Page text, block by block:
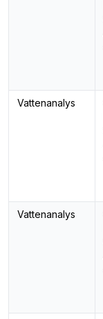
Vattenanalys
Vattenanalys